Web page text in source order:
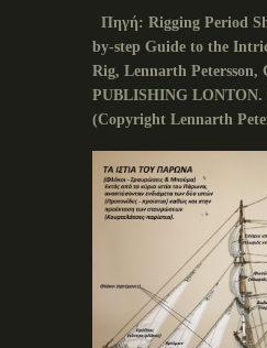
Πηγή: Rigging Period
by-step Guide to the
Rig, Lennarth Petersson,
PUBLISHING LONTON.
(Copyright Lennarth